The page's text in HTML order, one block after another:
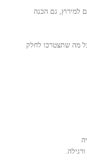
למירוץ, גם הכנה
מה שתצטרכו לחלק